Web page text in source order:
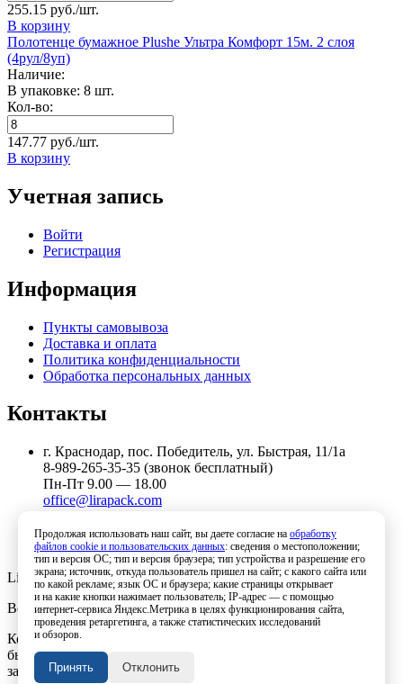
255.15 руб./шт.
В корзину
Полотенце бумажное Plushe Ультра Комфорт 15м. 2 слоя
(4рул/8уп)
Наличие:
В упаковке: 8 шт.
Кол-во:
147.77 руб./шт.
В корзину
Учетная запись
Войти
Регистрация
Информация
Пункты самовывоза
Доставка и оплата
Политика конфиденциальности
Обработка персональных данных
Контакты
г. Краснодар, пос. Победитель, ул. Быстрая, 11/1а
8-989-265-35-35 (звонок бесплатный)
Пн-Пт 9.00 — 18.00
office@lirapack.com
Lirapack ©2026 Все права защищены.
Все торговые марки принадлежат их владельцам
Копирование составляющих частей сайта в какой бы то ни
было форме без разрешения владельца авторских прав
запрещено
Продолжая использовать наш сайт, вы даете согласие на обработку
файлов cookie и пользовательских данных: сведения о местоположении;
тип и версия ОС; тип и версия браузера; тип устройства и разрешение его
экрана; источник, откуда пользователь пришел на сайт; с какого сайта или
по какой рекламе; язык ОС и браузера; какие страницы открывает
и на какие кнопки нажимает пользователь; IP-адрес — с помощью
интернет-сервиса Яндекс.Метрика в целях функционирования сайта,
проведения ретаргетинга, а также статистических исследований
и обзоров.
Принять Отклонить